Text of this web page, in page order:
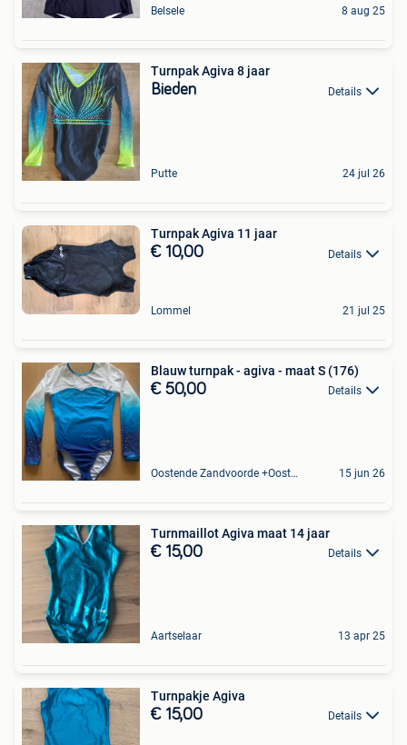
Belsele 8 aug 25
Turnpak Agiva 8 jaar
Bieden Details
Putte 24 jul 26
Turnpak Agiva 11 jaar
€ 10,00 Details
Lommel 21 jul 25
Blauw turnpak - agiva - maat S (176)
€ 50,00 Details
Oostende Zandvoorde +Oostende 15 jun 26
Turnmaillot Agiva maat 14 jaar
€ 15,00 Details
Aartselaar 13 apr 25
Turnpakje Agiva
€ 15,00 Details